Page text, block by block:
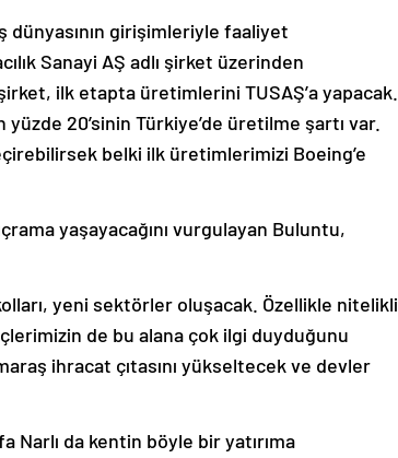
dünyasının girişimleriyle faaliyet
Sanayi AŞ adlı şirket üzerinden
ilk etapta üretimlerini TUSAŞ’a yapacak.
20’sinin Türkiye’de üretilme şartı var.
belki ilk üretimlerimizi Boeing’e
yaşayacağını vurgulayan Buluntu,
yeni sektörler oluşacak. Özellikle nitelikli
de bu alana çok ilgi duyduğunu
ihracat çıtasını yükseltecek ve devler
Narlı da kentin böyle bir yatırıma